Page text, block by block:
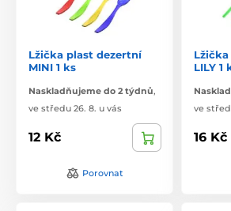
Lžička plast dezertní
MINI 1 ks
Naskladňujeme do 2 týdnů,
ve středu 26. 8. u vás
12 Kč
Porovnat
LILY 1
ve
16 Kč